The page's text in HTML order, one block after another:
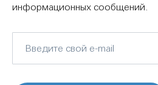
информационных сообщений.